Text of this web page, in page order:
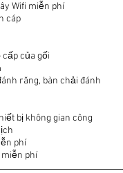
Wifi miễn phí
cáp
của gối
răng, bàn chải đánh
bị không gian công
phí
phí